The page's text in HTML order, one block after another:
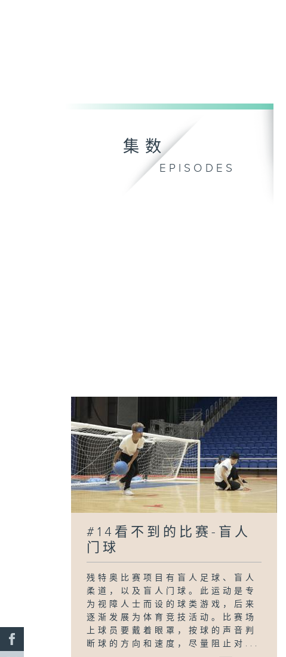
集数
EPISODES
#14看不到的比赛-盲人
门球
残特奥比赛项目有盲人足球、盲人
柔道，以及盲人门球。此运动是专
为视障人士而设的球类游戏，后来
逐渐发展为体育竞技活动。比赛场
上球员要戴着眼罩，按球的声音判
断球的方向和速度，尽量阻止对...